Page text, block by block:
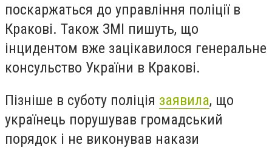
поскаржаться до управління поліції в
Кракові. Також ЗМІ пишуть, що
інцидентом вже зацікавилося генеральне
консульство України в Кракові.
Пізніше в суботу поліція заявила, що
українець порушував громадський
порядок і не виконував накази